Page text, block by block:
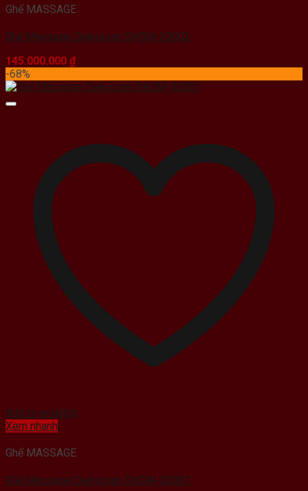
Ghế MASSAGE
Ghế Massage Daikiosan DVGM-20002
145.000.000 ₫
-68%
Add to wishlist
Xem nhanh
Ghế MASSAGE
Ghế Massage Daikiosan DKGM-00001